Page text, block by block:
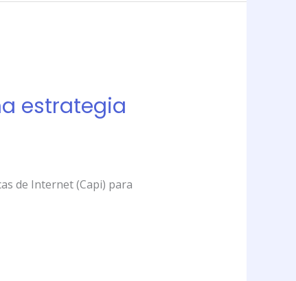
estrategia
de Internet (Capi) para